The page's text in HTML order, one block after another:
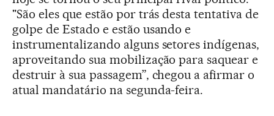
"São eles que estão por trás desta tentativa de
golpe de Estado e estão usando e
instrumentalizando alguns setores indígenas,
aproveitando sua mobilização para saquear e
destruir à sua passagem”, chegou a afirmar o
atual mandatário na segunda-feira.